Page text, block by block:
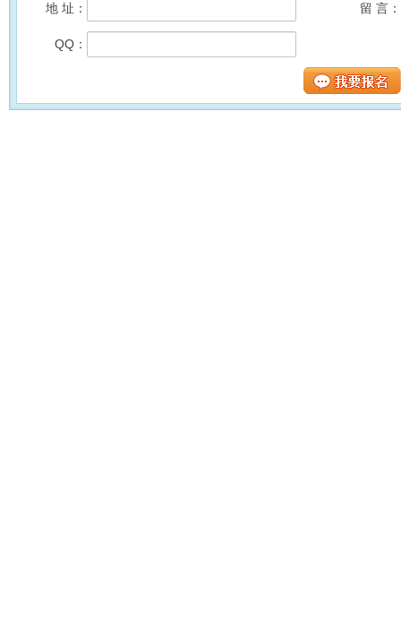
地 址： 留 言：
QQ：